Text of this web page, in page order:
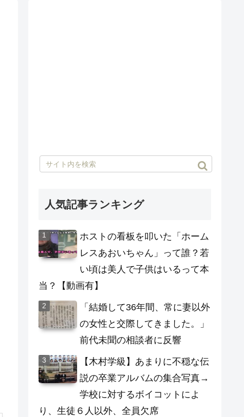
人気記事ランキング
ホストの看板を叩いた「ホーム
レスあおいちゃん」って誰？若
い頃は美人で子供はいるって本
当？【動画有】
「結婚して36年間、常に妻以外
の女性と交際してきました。」
前代未聞の相談者に反響
【木村学級】あまりに不穏な伝
説の卒業アルバムの集合写真→
学校に対するボイコットによ
り、生徒６人以外、全員欠席